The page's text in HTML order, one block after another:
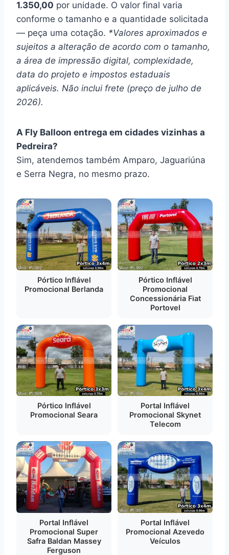
1.350,00 por unidade. O valor final varia
conforme o tamanho e a quantidade solicitada
— peça uma cotação. *Valores aproximados e
sujeitos a alteração de acordo com o tamanho,
a área de impressão digital, complexidade,
data do projeto e impostos estaduais
aplicáveis. Não inclui frete (preço de julho de
2026).
A Fly Balloon entrega em cidades vizinhas a
Pedreira?
Sim, atendemos também Amparo, Jaguariúna
e Serra Negra, no mesmo prazo.
Pórtico Inflável
Promocional Berlanda
Pórtico Inflável
Promocional
Concessionária Fiat
Portovel
Pórtico Inflável
Promocional Seara
Portal Inflável
Promocional Skynet
Telecom
Portal Inflável
Promocional Super
Safra Baldan Massey
Ferguson
Portal Inflável
Promocional Azevedo
Veículos